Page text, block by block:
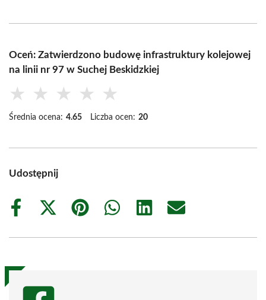
Oceń: Zatwierdzono budowę infrastruktury kolejowej
na linii nr 97 w Suchej Beskidzkiej
★ ★ ★ ★ ★
Średnia ocena: 4.65 Liczba ocen: 20
Udostępnij
Share
Share
(Twitter)
Share
Share
Share
Share